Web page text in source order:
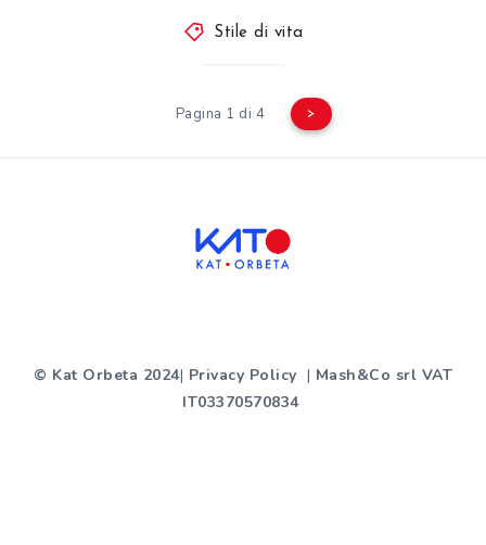
Stile di vita
Pagina 1 di 4 >
© Kat Orbeta 2024| Privacy Policy | Mash&Co srl VAT
IT03370570834